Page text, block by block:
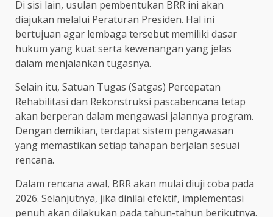
Di sisi lain, usulan pembentukan BRR ini akan
diajukan melalui Peraturan Presiden. Hal ini
bertujuan agar lembaga tersebut memiliki dasar
hukum yang kuat serta kewenangan yang jelas
dalam menjalankan tugasnya.
Selain itu, Satuan Tugas (Satgas) Percepatan
Rehabilitasi dan Rekonstruksi pascabencana tetap
akan berperan dalam mengawasi jalannya program.
Dengan demikian, terdapat sistem pengawasan
yang memastikan setiap tahapan berjalan sesuai
rencana.
Dalam rencana awal, BRR akan mulai diuji coba pada
2026. Selanjutnya, jika dinilai efektif, implementasi
penuh akan dilakukan pada tahun-tahun berikutnya.